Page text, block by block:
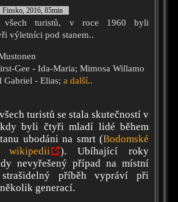
Finsko, 2016, 85min
všech turistů, v roce 1960 byli
výletníci pod stanem..
Gee - Ida-Maria; Mimosa Willamo
Gabriel - Elias; a další..
turistů se stala skutečností v
byli čtyři mladí lidé během
ubodáni na smrt (Bodomské
wikipedii
). Ubíhající roky
nevyřešený případ na místní
příběh vypráví při
generací.